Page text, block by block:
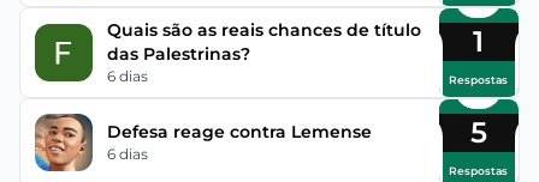
Quais são as reais chances de título
das Palestrinas?
6 dias
1
Respostas
Defesa reage contra Lemense
6 dias
5
Respostas